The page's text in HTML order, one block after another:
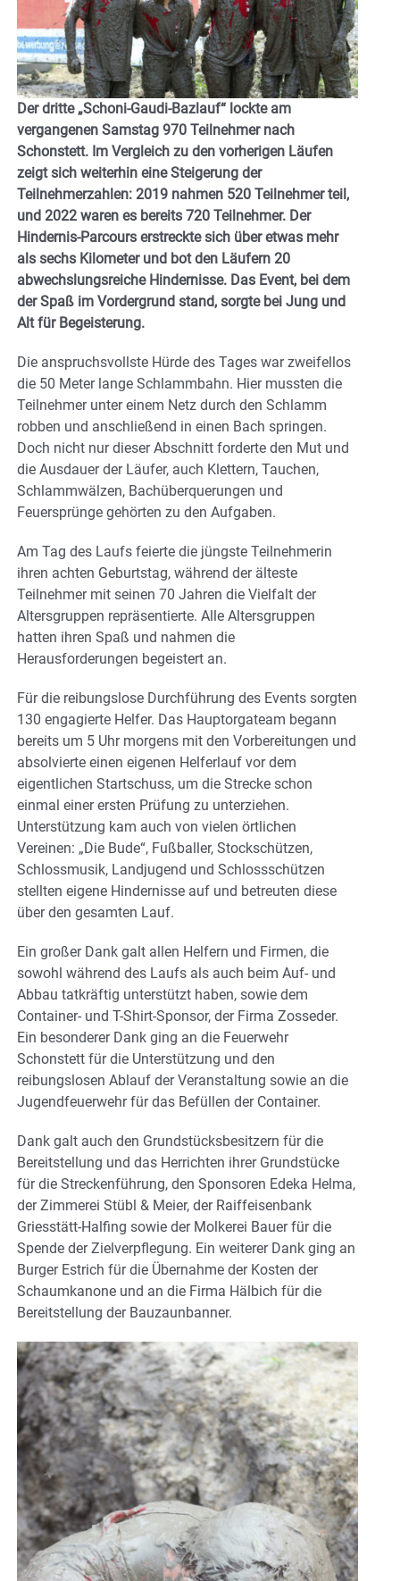
Der dritte „Schoni-Gaudi-Bazlauf“ lockte am
vergangenen Samstag 970 Teilnehmer nach
Schonstett. Im Vergleich zu den vorherigen Läufen
zeigt sich weiterhin eine Steigerung der
Teilnehmerzahlen: 2019 nahmen 520 Teilnehmer teil,
und 2022 waren es bereits 720 Teilnehmer. Der
Hindernis-Parcours erstreckte sich über etwas mehr
als sechs Kilometer und bot den Läufern 20
abwechslungsreiche Hindernisse. Das Event, bei dem
der Spaß im Vordergrund stand, sorgte bei Jung und
Alt für Begeisterung.
Die anspruchsvollste Hürde des Tages war zweifellos
die 50 Meter lange Schlammbahn. Hier mussten die
Teilnehmer unter einem Netz durch den Schlamm
robben und anschließend in einen Bach springen.
Doch nicht nur dieser Abschnitt forderte den Mut und
die Ausdauer der Läufer, auch Klettern, Tauchen,
Schlammwälzen, Bachüberquerungen und
Feuersprünge gehörten zu den Aufgaben.
Am Tag des Laufs feierte die jüngste Teilnehmerin
ihren achten Geburtstag, während der älteste
Teilnehmer mit seinen 70 Jahren die Vielfalt der
Altersgruppen repräsentierte. Alle Altersgruppen
hatten ihren Spaß und nahmen die
Herausforderungen begeistert an.
Für die reibungslose Durchführung des Events sorgten
130 engagierte Helfer. Das Hauptorgateam begann
bereits um 5 Uhr morgens mit den Vorbereitungen und
absolvierte einen eigenen Helferlauf vor dem
eigentlichen Startschuss, um die Strecke schon
einmal einer ersten Prüfung zu unterziehen.
Unterstützung kam auch von vielen örtlichen
Vereinen: „Die Bude“, Fußballer, Stockschützen,
Schlossmusik, Landjugend und Schlossschützen
stellten eigene Hindernisse auf und betreuten diese
über den gesamten Lauf.
Ein großer Dank galt allen Helfern und Firmen, die
sowohl während des Laufs als auch beim Auf- und
Abbau tatkräftig unterstützt haben, sowie dem
Container- und T-Shirt-Sponsor, der Firma Zosseder.
Ein besonderer Dank ging an die Feuerwehr
Schonstett für die Unterstützung und den
reibungslosen Ablauf der Veranstaltung sowie an die
Jugendfeuerwehr für das Befüllen der Container.
Dank galt auch den Grundstücksbesitzern für die
Bereitstellung und das Herrichten ihrer Grundstücke
für die Streckenführung, den Sponsoren Edeka Helma,
der Zimmerei Stübl & Meier, der Raiffeisenbank
Griesstätt-Halfing sowie der Molkerei Bauer für die
Spende der Zielverpflegung. Ein weiterer Dank ging an
Burger Estrich für die Übernahme der Kosten der
Schaumkanone und an die Firma Hälbich für die
Bereitstellung der Bauzaunbanner.